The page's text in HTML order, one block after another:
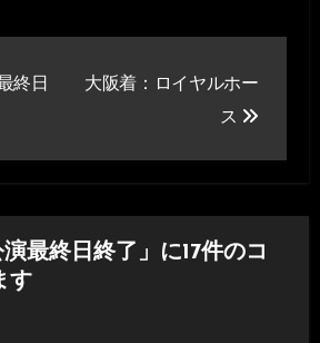
終日
大阪着：ロイヤルホー
ス
最終日終了」に17件のコ
す